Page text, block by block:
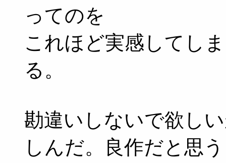
ってのを
これほど実感してし
る。
勘違いしないで欲し
しんだ。良作だと思